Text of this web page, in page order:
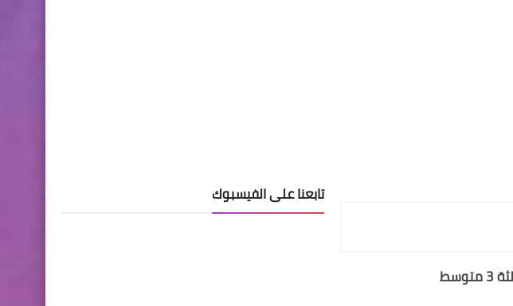
تابعنا على الفيسبوك